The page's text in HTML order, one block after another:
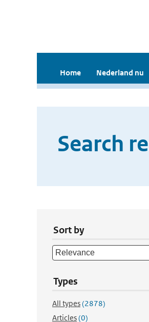
Home Nederland nu
Search
Sort by
Types
All types(2878)
Articles(0)